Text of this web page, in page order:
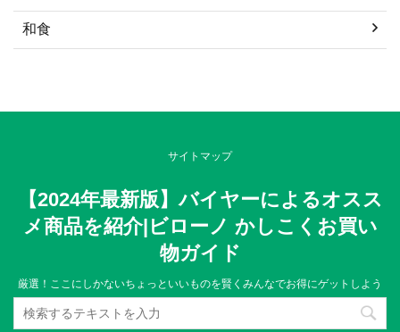
和食
サイトマップ
【2024年最新版】バイヤーによるオスス
メ商品を紹介|ビローノ かしこくお買い
物ガイド
厳選！ここにしかないちょっといいものを賢くみんなでお得にゲットしよう